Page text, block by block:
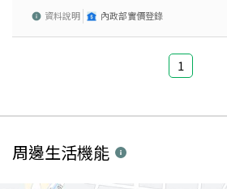
資料說明 內政部實價登錄
1
周邊生活機能